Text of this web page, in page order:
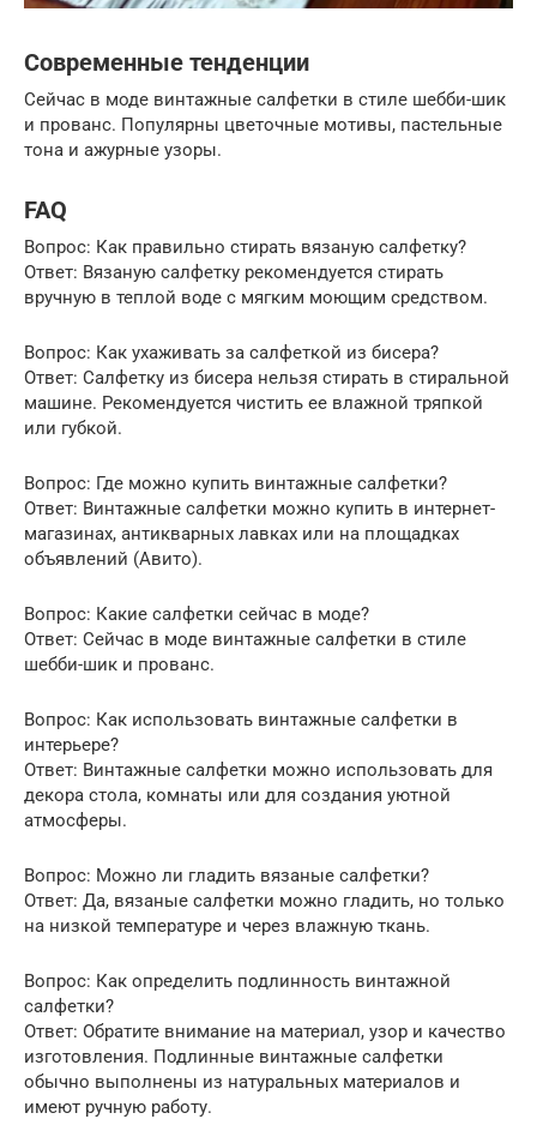
Современные тенденции
Сейчас в моде винтажные салфетки в стиле шебби-шик
и прованс. Популярны цветочные мотивы, пастельные
тона и ажурные узоры.
FAQ
Вопрос: Как правильно стирать вязаную салфетку?
Ответ: Вязаную салфетку рекомендуется стирать
вручную в теплой воде с мягким моющим средством.
Вопрос: Как ухаживать за салфеткой из бисера?
Ответ: Салфетку из бисера нельзя стирать в стиральной
машине. Рекомендуется чистить ее влажной тряпкой
или губкой.
Вопрос: Где можно купить винтажные салфетки?
Ответ: Винтажные салфетки можно купить в интернет-
магазинах, антикварных лавках или на площадках
объявлений (Авито).
Вопрос: Какие салфетки сейчас в моде?
Ответ: Сейчас в моде винтажные салфетки в стиле
шебби-шик и прованс.
Вопрос: Как использовать винтажные салфетки в
интерьере?
Ответ: Винтажные салфетки можно использовать для
декора стола, комнаты или для создания уютной
атмосферы.
Вопрос: Можно ли гладить вязаные салфетки?
Ответ: Да, вязаные салфетки можно гладить, но только
на низкой температуре и через влажную ткань.
Вопрос: Как определить подлинность винтажной
салфетки?
Ответ: Обратите внимание на материал, узор и качество
изготовления. Подлинные винтажные салфетки
обычно выполнены из натуральных материалов и
имеют ручную работу.